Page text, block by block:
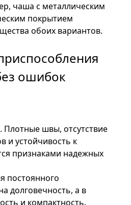
чаша с металлическим
покрытием
обоих вариантов.
ошибок
Плотные швы, отсутствие
и устойчивость к
признаками надежных
постоянного
долговечность, а в
и компактность.